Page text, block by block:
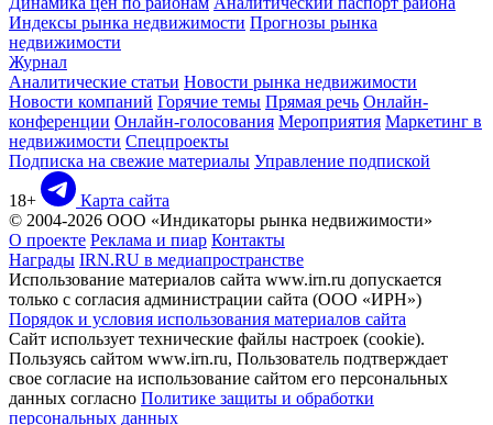
Индексы рынка недвижимости Прогнозы рынка
недвижимости
Журнал
Аналитические статьи Новости рынка недвижимости
Новости компаний Горячие темы Прямая речь Онлайн-
конференции Онлайн-голосования Мероприятия Маркетинг в
недвижимости Спецпроекты
Подписка на свежие материалы Управление подпиской
18+
Карта сайта
© 2004-2026 ООО «Индикаторы рынка недвижимости»
О проекте Реклама и пиар Контакты
Награды IRN.RU в медиапространстве
Использование материалов сайта www.irn.ru допускается
только с согласия администрации сайта (ООО «ИРН»)
Порядок и условия использования материалов сайта
Сайт использует технические файлы настроек (cookie).
Пользуясь сайтом www.irn.ru, Пользователь подтверждает
свое согласие на использование сайтом его персональных
данных согласно Политике защиты и обработки
персональных данных